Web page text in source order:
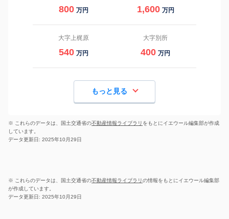
800 万円 1,600 万円
大字上梶原
540 万円
大字別所
400 万円
もっと見る
※ これらのデータは、国土交通省の不動産情報ライブラリ をもとにイエウール編集部が作成
しています。
データ更新日: 2025年10月29日
※ これらのデータは、国土交通省の不動産情報ライブラリの情報をもとにイエウール編集部
が作成しています。
データ更新日: 2025年10月29日